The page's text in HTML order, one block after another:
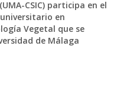
CSIC) participa en el
en
Vegetal que se
de Málaga